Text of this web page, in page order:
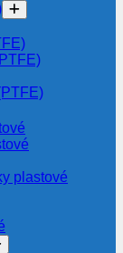
plastové